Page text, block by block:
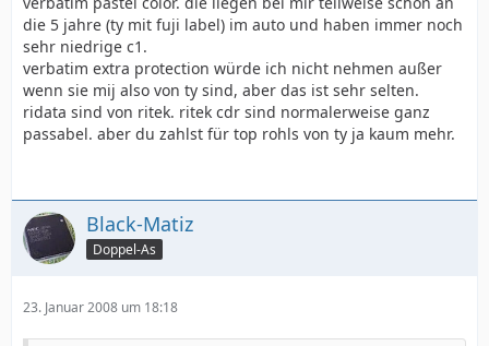
die 5 jahre (ty mit fuji label) im auto und haben immer noch
sehr niedrige c1.
verbatim extra protection würde ich nicht nehmen außer
wenn sie mij also von ty sind, aber das ist sehr selten.
ridata sind von ritek. ritek cdr sind normalerweise ganz
passabel. aber du zahlst für top rohls von ty ja kaum mehr.
Black-Matiz
Doppel-As
23. Januar 2008 um 18:18